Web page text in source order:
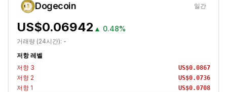
Dogecoin 일간
US$0.06942 ▲ 0.48%
거래량 (24시간): -
저항 레벨
저항 3 US$0.0867
저항 2 US$0.0736
저항 1 US$0.0708